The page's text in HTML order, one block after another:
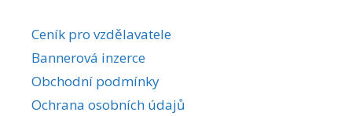
Ceník pro vzdělavatele
Bannerová inzerce
Obchodní podmínky
Ochrana osobních údajů